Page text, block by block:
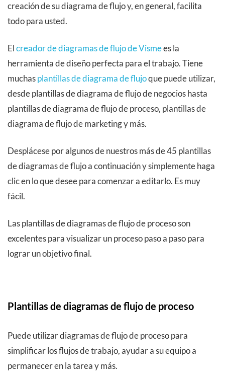
creación de su diagrama de flujo y, en general, facilita
todo para usted.
Elcreador de diagramas de flujo de Vismees la
herramienta de diseño perfecta para el trabajo. Tiene
muchasplantillas de diagrama de flujoque puede utilizar,
desde plantillas de diagrama de flujo de negocios hasta
plantillas de diagrama de flujo de proceso, plantillas de
diagrama de flujo de marketing y más.
Desplácese por algunos de nuestros más de 45 plantillas
de diagramas de flujo a continuación y simplemente haga
clic en lo que desee para comenzar a editarlo. Es muy
fácil.
Las plantillas de diagramas de flujo de proceso son
excelentes para visualizar un proceso paso a paso para
lograr un objetivo final.
Plantillas de diagramas de flujo de proceso
Puede utilizar diagramas de flujo de proceso para
simplificar los flujos de trabajo, ayudar a su equipo a
permanecer en la tarea y más.